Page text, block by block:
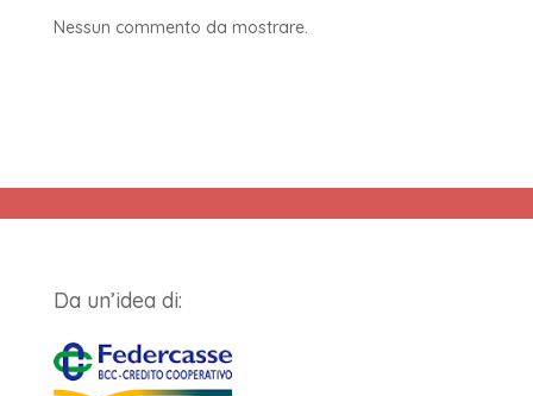
Nessun commento da mostrare.
Da un’idea di: